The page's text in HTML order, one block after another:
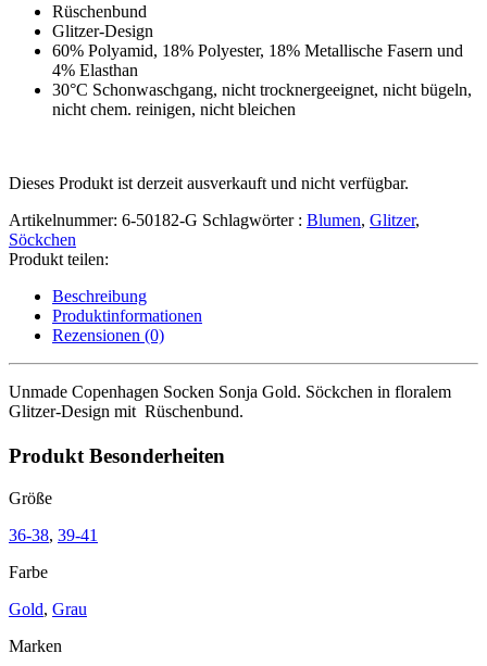
Rüschenbund
Glitzer-Design
60% Polyamid, 18% Polyester, 18% Metallische Fasern und
4% Elasthan
30°C Schonwaschgang, nicht trocknergeeignet, nicht bügeln,
nicht chem. reinigen, nicht bleichen
Dieses Produkt ist derzeit ausverkauft und nicht verfügbar.
Artikelnummer: 6-50182-G Schlagwörter : Blumen, Glitzer,
Söckchen
Produkt teilen:
Beschreibung
Produktinformationen
Rezensionen (0)
Unmade Copenhagen Socken Sonja Gold. Söckchen in floralem
Glitzer-Design mit Rüschenbund.
Produkt Besonderheiten
Größe
36-38, 39-41
Farbe
Gold, Grau
Marken